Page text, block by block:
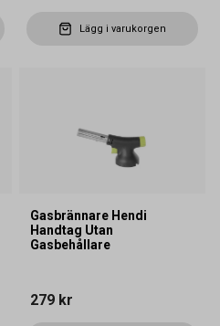
Lägg i varukorgen
Gasbrännare Hendi
Handtag Utan
Gasbehållare
279 kr